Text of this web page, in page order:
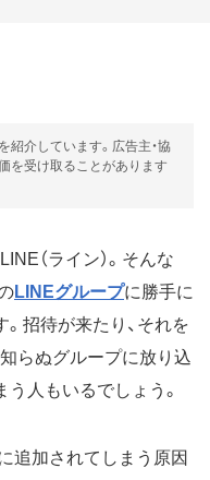
紹介しています。広告主・協
を受け取ることがあります
（ライン）。そんな
LINEグループに勝手に
招待が来たり、それを
らぬグループに放り込
う人もいるでしょう。
追加されてしまう原因